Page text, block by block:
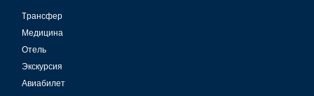
Tрансфер
Медицина
Отель
Экскурсия
Авиабилет